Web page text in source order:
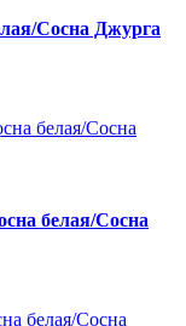
Сосна Джурга
белая/Сосна